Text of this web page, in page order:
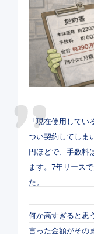
「現在使用してい
つい契約してしま
円ほどで、手数料
ます。7年リース
た。
何か高すぎると思
言った金額がその